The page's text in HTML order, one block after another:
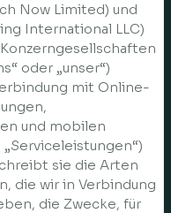
Now Limited) und
International LLC)
oder „unser“)
mit Online-
und mobilen
sie die Arten
die wir in Verbindung
die Zwecke, für